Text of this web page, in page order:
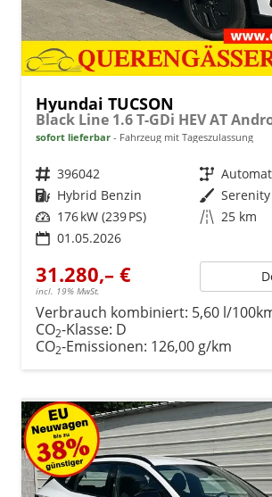
Hyundai TUCSON
sofort lieferbar Fahrzeug mit Tageszulassung
Fahrzeugnr. 396042 Getriebe
Kraftstoff Hybrid Benzin Außenfarbe
Leistung 176 kW (239 PS) Kilometerstand 25 km
01.05.2026
31.280,– €
incl. 19% MwSt.
Verbrauch kombiniert: 5,60 l/
CO2-Klasse: D
CO2-Emissionen: 126,00 g/km